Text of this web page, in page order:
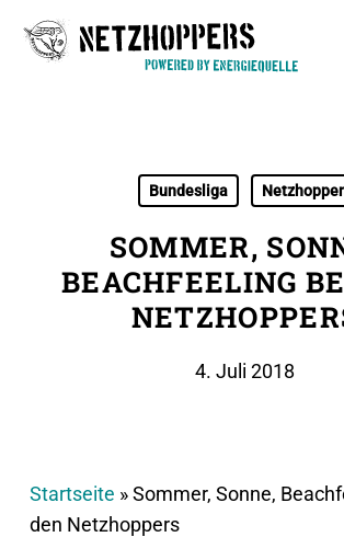
Bundesliga
SOMMER,
BEACHFEELING
4. Juli 2018
Startseite »Sommer, Sonne,
den Netzhoppers